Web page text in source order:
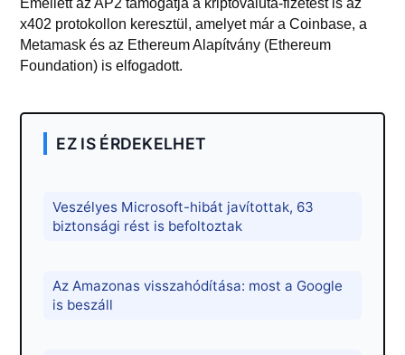
Emellett az AP2 támogatja a kriptovaluta-fizetést is az
x402 protokollon keresztül, amelyet már a Coinbase, a
Metamask és az Ethereum Alapítvány (Ethereum
Foundation) is elfogadott.
EZ IS ÉRDEKELHET
Veszélyes Microsoft-hibát javítottak, 63
biztonsági rést is befoltoztak
Az Amazonas visszahódítása: most a Google
is beszáll